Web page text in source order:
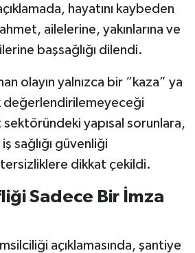
hayatını kaybeden
ailelerine, yakınlarına ve
başsağlığı dilendi.
olayın yalnızca bir “kaza” ya
değerlendirilemeyeceği
yapısal sorunlara,
sağlığı güvenliği
dikkat çekildi.
Sadece Bir İmza
açıklamasında, şantiye